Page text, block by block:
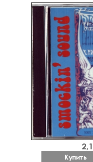
Купить